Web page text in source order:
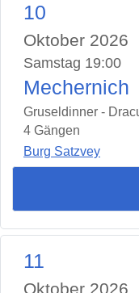
10
Oktober 2026
Samstag 19:00
Mechernich
Gruseldinner -
4 Gängen
Burg Satzvey
11
Oktober 2026